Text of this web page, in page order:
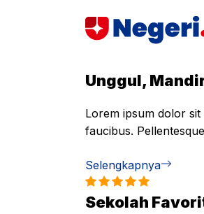
Unggul,
Lorem ipsum dolor
faucibus.
Selengkapnya
Sekolah